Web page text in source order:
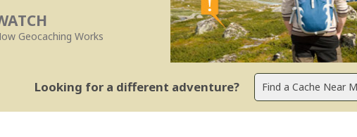
Geocaching Works
Looking for a different adventure?